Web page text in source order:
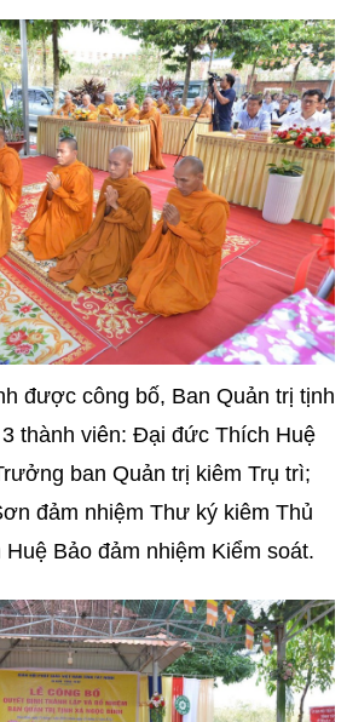
được công bố, Ban Quản trị tịnh
thành viên: Đại đức Thích Huệ
ban Quản trị kiêm Trụ trì;
đảm nhiệm Thư ký kiêm Thủ
Bảo đảm nhiệm Kiểm soát.